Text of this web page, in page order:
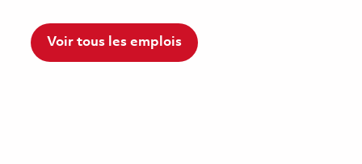
Voir tous les emplois